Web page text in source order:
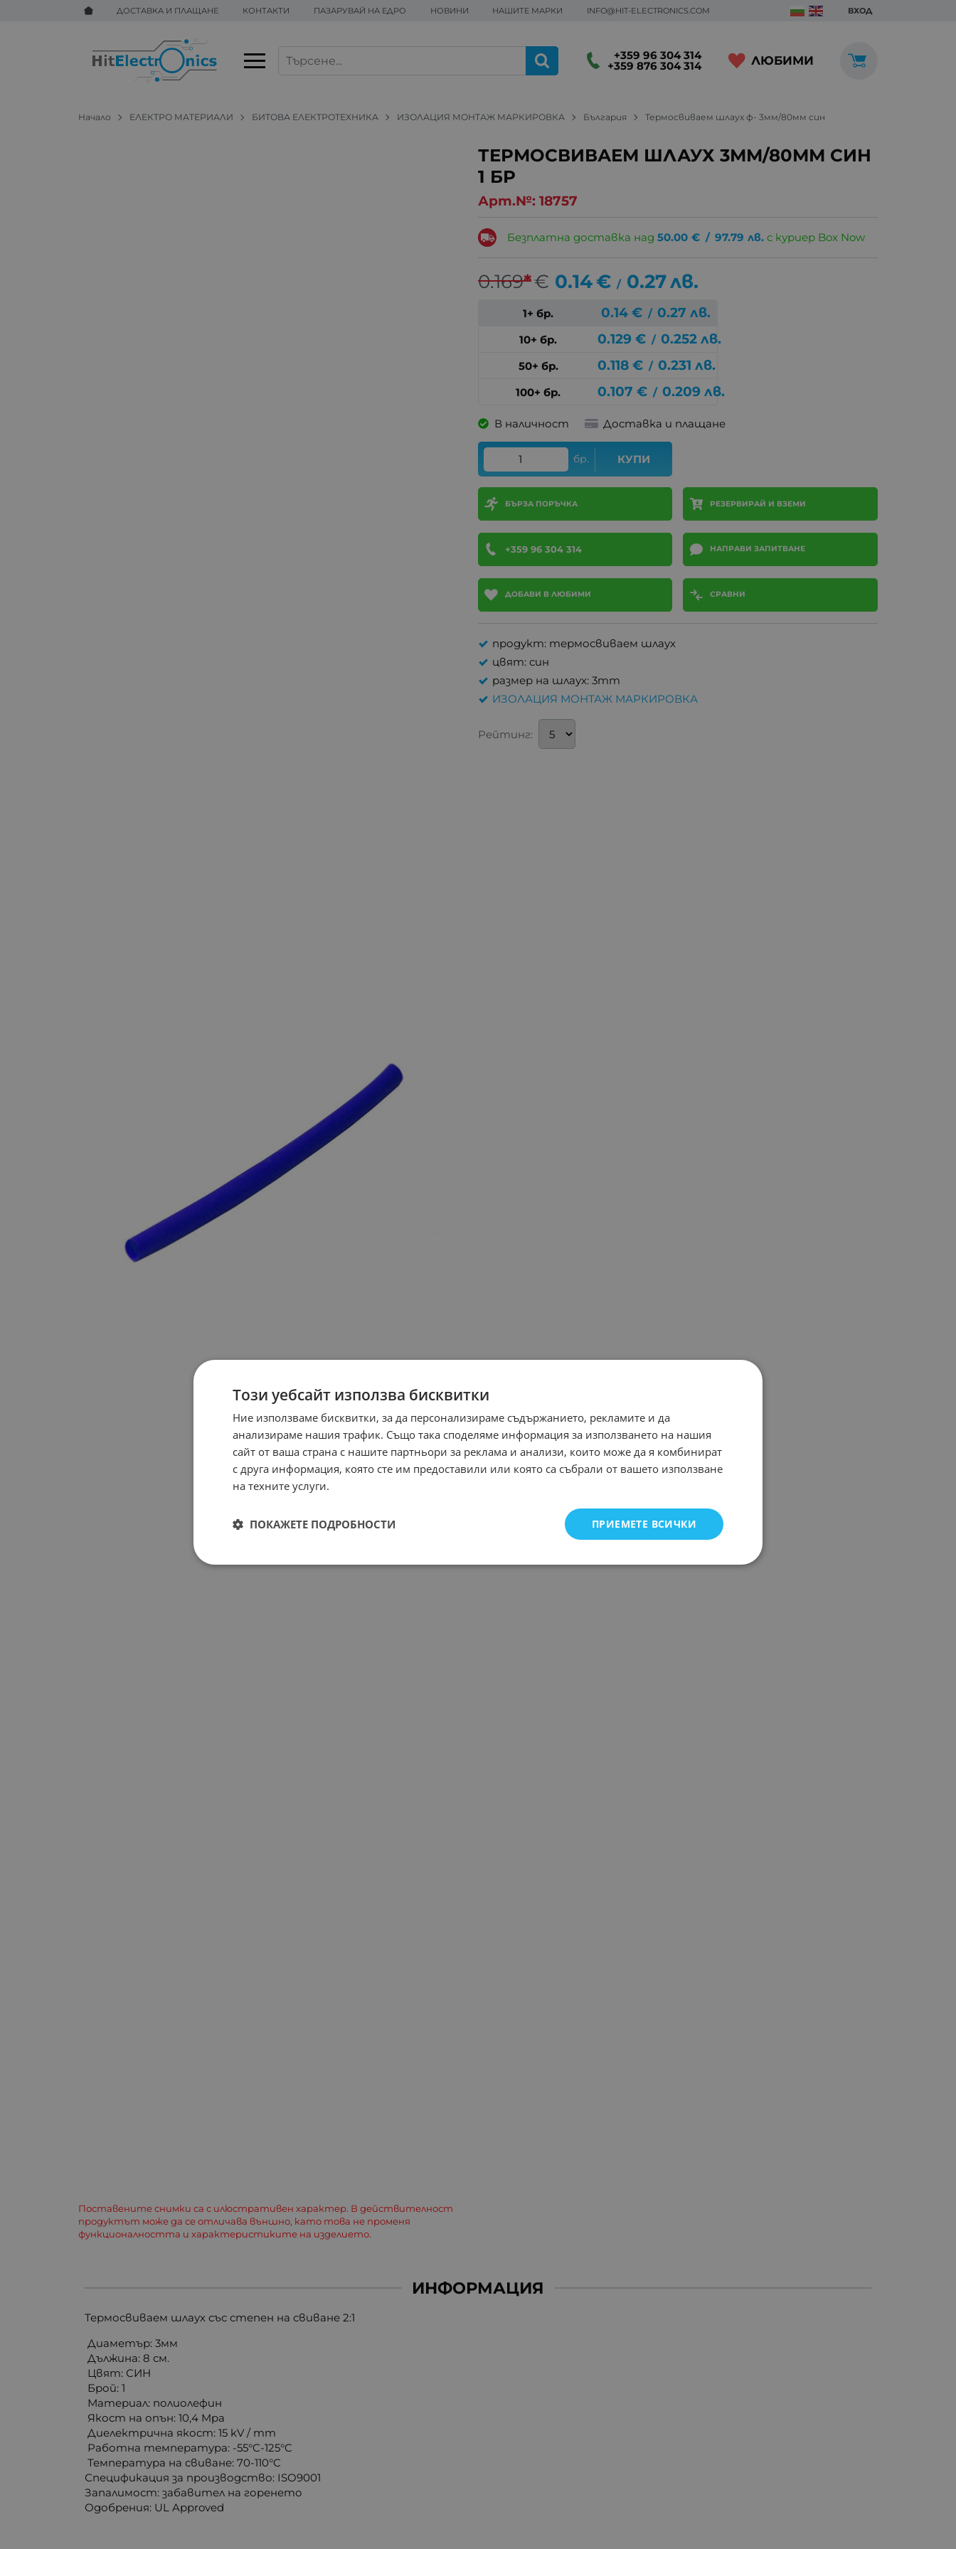
ДОСТАВКА И ПЛАЩАНЕ КОНТАКТИ ПАЗАРУВАЙ НА ЕДРО НОВИНИ НАШИТЕ МАРКИ INFO@HIT-ELECTRONICS.COM ВХОД
+359 96 304 314
+359 876 304 314 ЛЮБИМИ
Начало ЕЛЕКТРО МАТЕРИАЛИ БИТОВА ЕЛЕКТРОТЕХНИКА ИЗОЛАЦИЯ МОНТАЖ МАРКИРОВКА България Термосвиваем шлаух ф- 3мм/80мм син
ТЕРМОСВИВАЕМ ШЛАУХ 3ММ/80ММ СИН
1 БР
Арт.№: 18757
Поставените снимки са с илюстративен характер. В действителност
продуктът може да се отличава външно, като това не променя
функционалността и характеристиките на изделието.
Безплатна доставка над50.00 € / 97.79 лв. с куриер Box Now
0.169*€ 0.14€ / 0.27лв.
1+ бр. 0.14 € / 0.27 лв.
10+ бр. 0.129 € / 0.252 лв.
50+ бр. 0.118 € / 0.231 лв.
100+ бр. 0.107 € / 0.209 лв.
В наличност Доставка и плащане
бр. КУПИ
БЪРЗА ПОРЪЧКА РЕЗЕРВИРАЙ И ВЗЕМИ
+359 96 304 314 НАПРАВИ ЗАПИТВАНЕ
ДОБАВИ В ЛЮБИМИ СРАВНИ
продукт: термосвиваем шлаух
цвят: син
размер на шлаух: 3mm
ИЗОЛАЦИЯ МОНТАЖ МАРКИРОВКА
Рейтинг:
ИНФОРМАЦИЯ
Термосвиваем шлаух със степен на свиване 2:1
Диаметър: 3мм
Дължина: 8 см.
Цвят: СИН
Брой: 1
Материал: полиолефин
Якост на опън: 10,4 Mpa
Диелектрична якост: 15 kV / mm
Работна температура: -55°C-125°C
Температура на свиване: 70-110°C
Спецификация за производство: ISO9001
Запалимост: забавител на горенето
Одобрения: UL Approved
Този уебсайт използва бисквитки
Ние използваме бисквитки, за да персонализираме съдържанието, рекламите и да
анализираме нашия трафик. Също така споделяме информация за използването на нашия
сайт от ваша страна с нашите партньори за реклама и анализи, които може да я комбинират
с друга информация, която сте им предоставили или която са събрали от вашето използване
на техните услуги.
ПРИЕМЕТЕ ВСИЧКИ
ПОКАЖЕТЕ ПОДРОБНОСТИ